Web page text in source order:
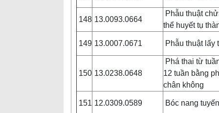
148 13.0093.0664
Phẫu thuật
thể huyết tụ
149 13.0007.0671 Phẫu thuật lấy
150 13.0238.0648
Phá thai từ
12 tuần bằng
chân không
151 12.0309.0589 Bóc nang